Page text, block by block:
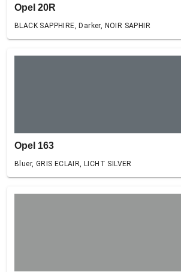
Opel 20R
BLACK SAPPHIRE, Darker, NOIR SAPHIR
Opel 163
Bluer, GRIS ECLAIR, LICHT SILVER